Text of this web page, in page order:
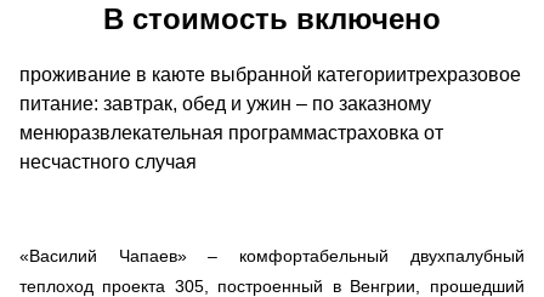
«Василий Чапаев» – комфортабельный двухпалубный
теплоход проекта 305, построенный в Венгрии, прошедший
В стоимость включено
проживание в каюте выбранной категориитрехразовое
питание: завтрак, обед и ужин – по заказному
менюразвлекательная программастраховка от
несчастного случая